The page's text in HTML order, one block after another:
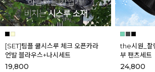
[SET]팀플 쿨시스루 체크 오픈카라
언발 블라우스+나시세트
19,800
the시원_찰
부 팬츠세트
24,800